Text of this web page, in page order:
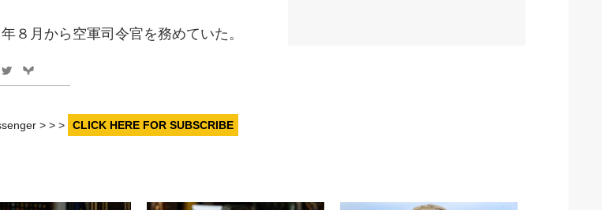
８月から空軍司令官を務めていた。
> > > CLICK HERE FOR SUBSCRIBE